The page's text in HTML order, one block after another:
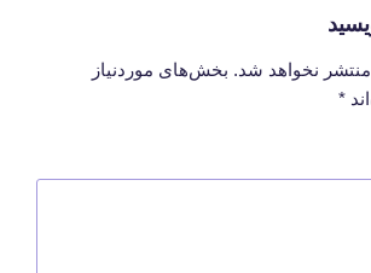
نخواهد شد. بخش‌های موردنیاز
*